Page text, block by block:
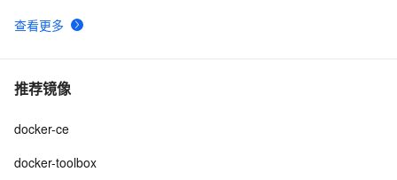
查看更多
推荐镜像
docker-ce
docker-toolbox